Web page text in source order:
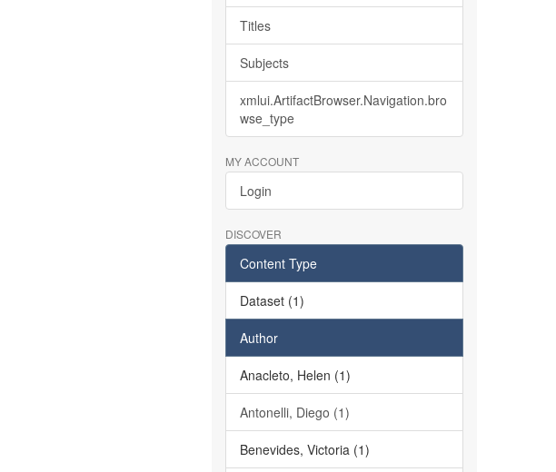
Titles
Subjects
xmlui.ArtifactBrowser.Navigation.bro
wse_type
MY ACCOUNT
Login
DISCOVER
Content Type
Dataset (1)
Author
Anacleto, Helen (1)
Antonelli, Diego (1)
Benevides, Victoria (1)